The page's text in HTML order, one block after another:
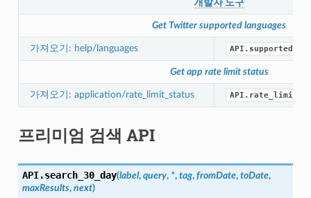
개발자 도구
Get Twitter supported languages
가져오기: help/languages
Get app rate limit status
가져오기: application/rate_limit_status
프리미엄 검색 API
API.search_30_day(label, query, *, tag, fromDate, toDate,
maxResults, next)